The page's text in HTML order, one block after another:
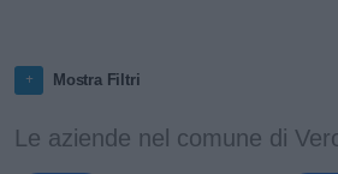
Mostra Filtri
Le aziende nel comune di